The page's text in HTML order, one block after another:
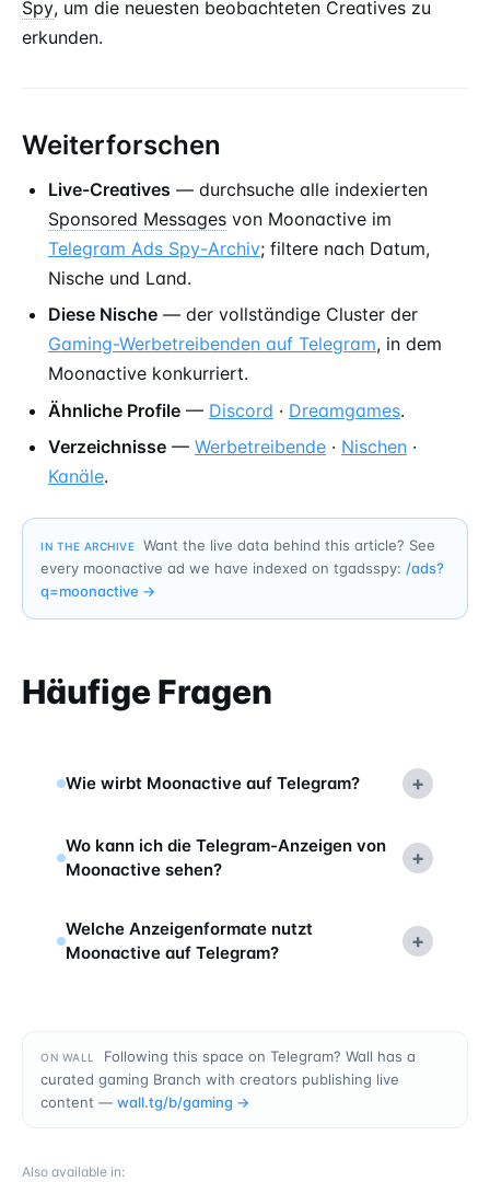
Spy, um die neuesten beobachteten Creatives zu
erkunden.
Weiterforschen
Live-Creatives — durchsuche alle indexierten
Sponsored Messages von Moonactive im
Telegram Ads Spy-Archiv; filtere nach Datum,
Nische und Land.
Diese Nische — der vollständige Cluster der
Gaming-Werbetreibenden auf Telegram, in dem
Moonactive konkurriert.
Ähnliche Profile — Discord · Dreamgames.
Verzeichnisse — Werbetreibende · Nischen ·
Kanäle.
IN THE ARCHIVE
Want the live data behind this article? See
every moonactive ad we have indexed on tgadsspy: /ads?
q=moonactive →
Häufige Fragen
Wie wirbt Moonactive auf Telegram? +
Wo kann ich die Telegram-Anzeigen von
Moonactive sehen?
+
Welche Anzeigenformate nutzt
Moonactive auf Telegram?
+
ON WALL
Following this space on Telegram? Wall has a
curated gaming Branch with creators publishing live
content — wall.tg/b/gaming →
Also available in: